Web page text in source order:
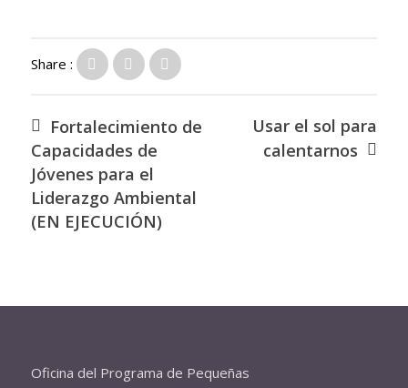
Share :
Fortalecimiento de
Capacidades de
Jóvenes para el
Liderazgo Ambiental
(EN EJECUCIÓN)
Usar el sol para
calentarnos
Oficina del Programa de Pequeñas